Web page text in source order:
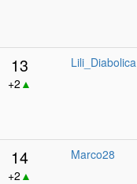
13
+2 ▲
Lili_Diabolica
14
+2 ▲
Marco28